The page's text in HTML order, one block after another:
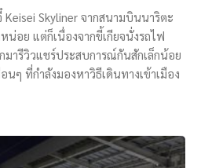
Skyliner จากสนามบินนาริตะ
น่อย แต่ก็เนื่องจากขี้เกียจนั่งรถไฟ
ารีวิวแชร์ประสบการณ์กันสักเล็กน้อย
ๆ ที่กำลังมองหาวิธีเดินทางเข้าเมือง